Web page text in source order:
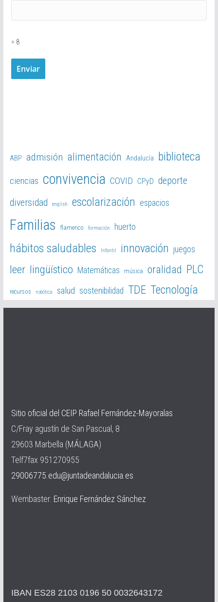
= 8
ABP admisión alimentación Andalucía biblioteca
ciencias convivencia COVID CPyD deporte
diversidad english escolarización espacios
Familias flamenco formación huerto
hábitos saludables Infantil innovación juegos
leer lingüístico Matemáticas música oralidad PLC
recursos robótica salud sostenibilidad TDE Tecnología
Sitio oficial del CEIP Rafael Fernández-Mayoralas
C/Fray agustín de San Pascual, 8
29603 Marbella (MÁLAGA)
Telf7fax 951270955
29006775.edu@juntadeandalucia.es
Wembaster: Enrique Fernández Sánchez
IBAN ES28 2103 0196 50 0032643172